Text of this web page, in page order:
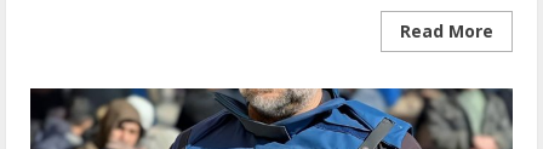
Read More
Read
more
الفرنسي
اجتمع
بلجنة